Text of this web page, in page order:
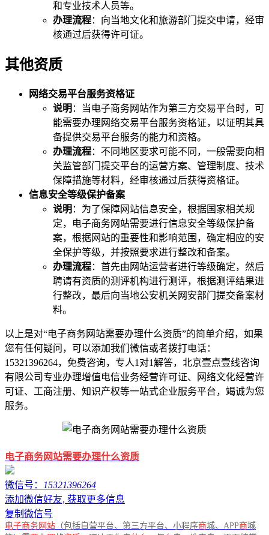
和专业技术人员等。
办理流程：向当地文化和旅游部门提交申请，经审
核通过后获得许可证。
其他资质
网络交易平台服务资格证
说明 ：当电子商务网站作为第三方交易平台时，可
能需要办理网络交易平台服务资格证，以证明其具
备提供交易平台服务的能力和资格。
办理流程：不同地区要求可能不同，一般需要向相
关监管部门提交平台的运营方案、管理制度、技术
保障措施等材料，经审核通过后获得资格证。
信息安全等级保护备案
说明 ：为了保障网站信息安全，根据国家相关规
定，电子商务网站需要进行信息安全等级保护备
案，根据网站的重要性和影响范围，确定相应的安
全保护等级，并按照要求进行整改和备案。
办理流程：首先由网站运营者进行等级确定，然后
聘请有资质的测评机构进行测评，根据测评结果进
行整改，最后向当地公安机关网安部门提交备案材
料。
以上是对“电子商务网站需要办理什么资质”的简单介绍，如果
您有任何疑问，可以添加我们微信或者拨打电话：
15321396264，免费咨询，专人1对1解答，北京壹点壹线咨询
有限公司专业办理增值电信业务经营许可证、网络文化经营许
可证、工商注册、知识产权等一站式企业服务平台，竭诚为您
服务。
电子商务网站需要办理什么资质
微信号：
15321396264
添加微信好友, 获取更多信息
复制微信号
电子商务网站 （包括自营平台、第三方平台、小程序商城、APP商城